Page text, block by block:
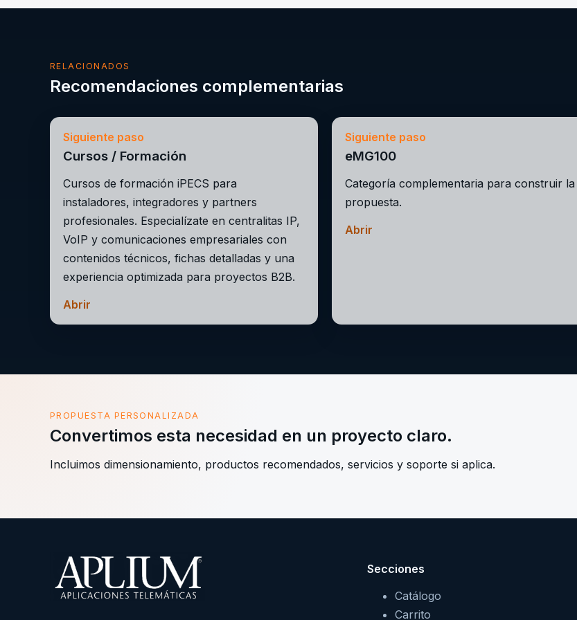
RELACIONADOS
Recomendaciones complementarias
Siguiente paso
Cursos / Formación
Cursos de formación iPECS para
instaladores, integradores y partners
profesionales. Especialízate en centralitas IP,
VoIP y comunicaciones empresariales con
contenidos técnicos, fichas detalladas y una
experiencia optimizada para proyectos B2B.
Abrir
Siguiente paso
eMG100
Categoría complementaria para construir la
propuesta.
Abrir
PROPUESTA PERSONALIZADA
Convertimos esta necesidad en un proyecto claro.
Incluimos dimensionamiento, productos recomendados, servicios y soporte si aplica.
Secciones
Catálogo
Carrito